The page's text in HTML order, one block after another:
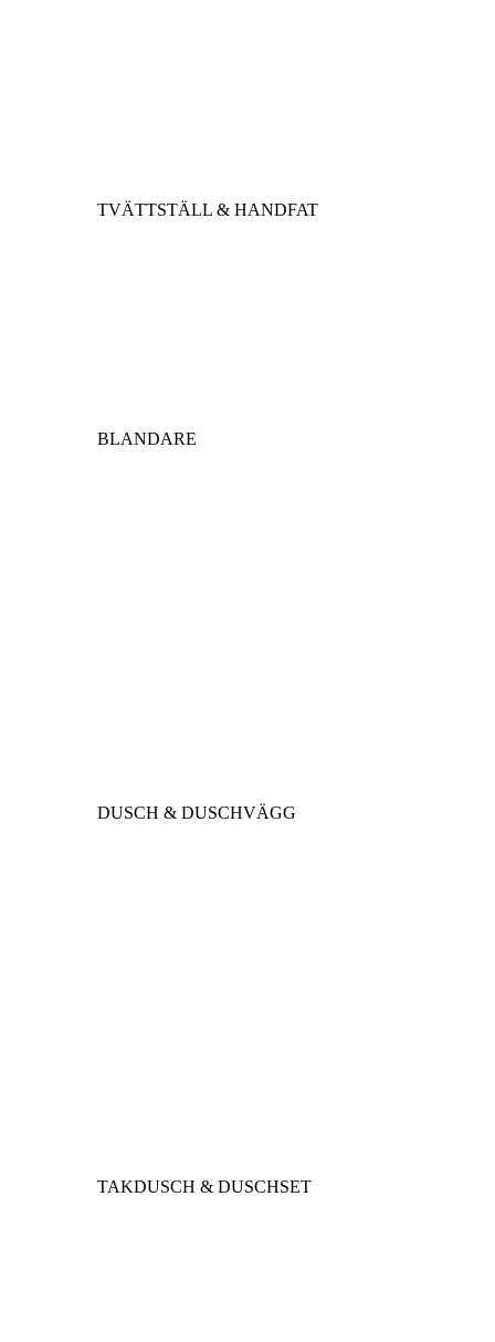
TVÄTTSTÄLL & HANDFAT
BLANDARE
DUSCH & DUSCHVÄGG
TAKDUSCH & DUSCHSET